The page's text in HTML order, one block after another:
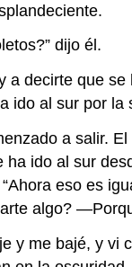
dijo él.
a decirte que
ido al sur por la
a salir.
ha ido al sur
eso es
algo?
y me bajé, y vi